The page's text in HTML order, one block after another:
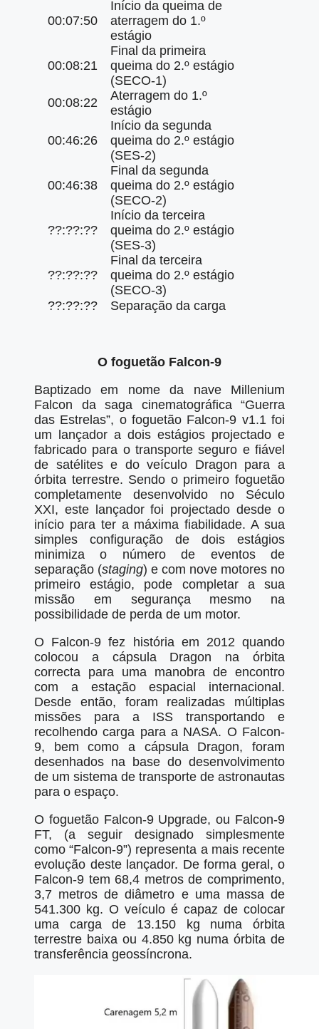
00:07:50
Início da queima de
aterragem do 1.º
estágio
00:08:21
Final da primeira
queima do 2.º estágio
(SECO-1)
00:08:22
Aterragem do 1.º
estágio
00:46:26
Início da segunda
queima do 2.º estágio
(SES-2)
00:46:38
Final da segunda
queima do 2.º estágio
(SECO-2)
??:??:??
Início da terceira
queima do 2.º estágio
(SES-3)
??:??:??
Final da terceira
queima do 2.º estágio
(SECO-3)
??:??:??
Separação da carga
O foguetão Falcon-9
Baptizado em nome da nave Millenium
Falcon da saga cinematográfica “Guerra
das Estrelas”, o foguetão Falcon-9 v1.1 foi
um lançador a dois estágios projectado e
fabricado para o transporte seguro e fiável
de satélites e do veículo Dragon para a
órbita terrestre. Sendo o primeiro foguetão
completamente desenvolvido no Século
XXI, este lançador foi projectado desde o
início para ter a máxima fiabilidade. A sua
simples configuração de dois estágios
minimiza o número de eventos de
separação (staging) e com nove motores no
primeiro estágio, pode completar a sua
missão em segurança mesmo na
possibilidade de perda de um motor.
O Falcon-9 fez história em 2012 quando
colocou a cápsula Dragon na órbita
correcta para uma manobra de encontro
com a estação espacial internacional.
Desde então, foram realizadas múltiplas
missões para a ISS transportando e
recolhendo carga para a NASA. O Falcon-
9, bem como a cápsula Dragon, foram
desenhados na base do desenvolvimento
de um sistema de transporte de astronautas
para o espaço.
O foguetão Falcon-9 Upgrade, ou Falcon-9
FT, (a seguir designado simplesmente
como “Falcon-9”) representa a mais recente
evolução deste lançador. De forma geral, o
Falcon-9 tem 68,4 metros de comprimento,
3,7 metros de diâmetro e uma massa de
541.300 kg. O veículo é capaz de colocar
uma carga de 13.150 kg numa órbita
terrestre baixa ou 4.850 kg numa órbita de
transferência geossíncrona.